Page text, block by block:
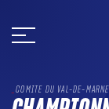
au
COMITE DU VAL-DE-MARNE